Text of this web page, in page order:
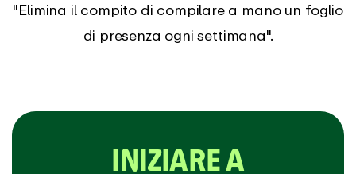
"Elimina il compito di compilare a mano un foglio
di presenza ogni settimana".
INIZIARE A